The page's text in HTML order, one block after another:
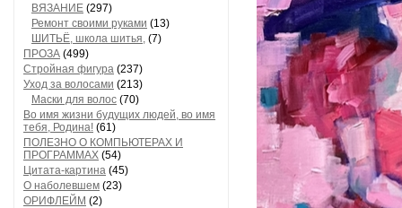
ВЯЗАНИЕ (297)
Ремонт своими руками (13)
ШИТЬЁ, школа шитья, (7)
ПРОЗА (499)
Стройная фигура (237)
Уход за волосами (213)
Маски для волос (70)
Во имя жизни будущих людей, во имя
тебя, Родина! (61)
ПОЛЕЗНО О КОМПЬЮТЕРАХ И
ПРОГРАММАХ (54)
Цитата-картина (45)
О наболевшем (23)
ОРИФЛЕЙМ (2)